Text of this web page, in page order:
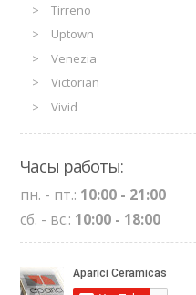
Tirreno
Uptown
Venezia
Victorian
Vivid
Часы работы:
пн. - пт.: 10:00 - 21:00
сб. - вс.: 10:00 - 18:00